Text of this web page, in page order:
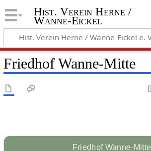
Hist. Verein Herne /
Wanne-Eickel
Friedhof Wanne-Mitte
Friedhof Wanne-Mitte